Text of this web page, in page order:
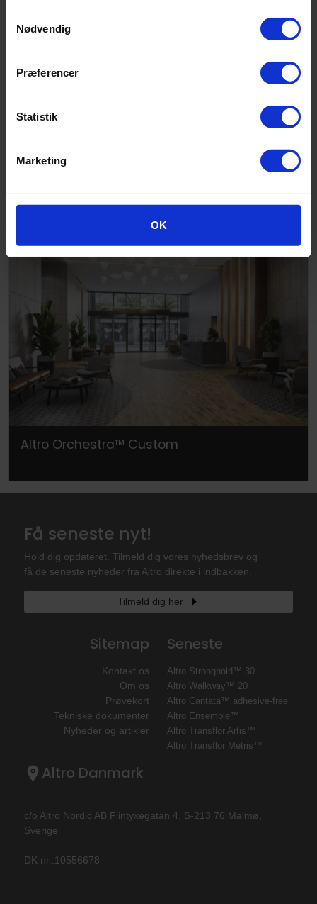
Nødvendig
Præferencer
Statistik
Marketing
OK
Altro Operetta™
Altro Orchestra™ Custom
Få seneste nyt!
Hold dig opdateret. Tilmeld dig vores nyhedsbrev og
få de seneste nyheder fra Altro direkte i indbakken.
Tilmeld dig her
Sitemap
Kontakt os
Om os
Prøvekort
Tekniske dokumenter
Nyheder og artikler
Seneste
Altro Stronghold™ 30
Altro Walkway™ 20
Altro Cantata™ adhesive‐free
Altro Ensemble™
Altro Transflor Artis™
Altro Transflor Metris™
Altro Danmark
c/o Altro Nordic AB Flintyxegatan 4, S-213 76 Malmø,
Sverige
DK nr.:10556678